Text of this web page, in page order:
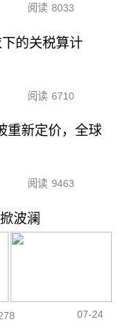
阅读 8033
下的关税算计
阅读 6710
重新定价，全球
阅读 9463
波澜
07-24